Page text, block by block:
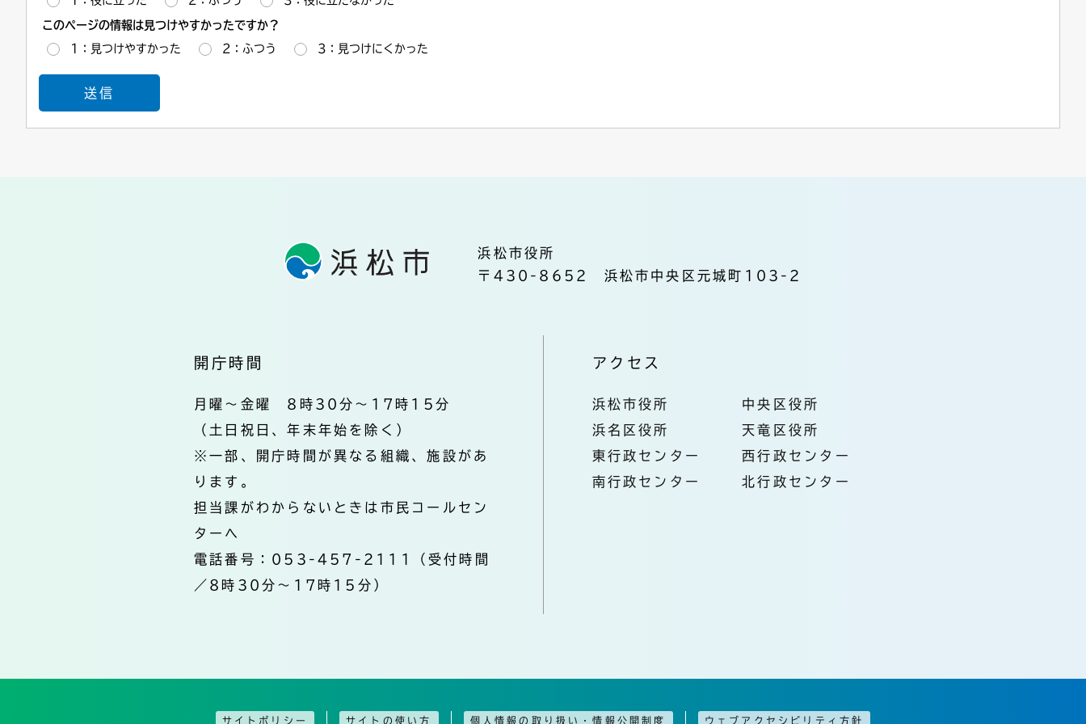
このページの情報は見つけやすかったですか？
1：見つけやすかった 2：ふつう 3：見つけにくかった
浜松市役所
〒430-8652 浜松市中央区元城町103-2
開庁時間
月曜～金曜 8時30分～17時15分
（土日祝日、年末年始を除く）
※一部、開庁時間が異なる組織、施設があ
ります。
担当課がわからないときは市民コールセン
ターへ
電話番号：053-457-2111（受付時間
／8時30分～17時15分）
アクセス
浜松市役所
中央区役所
浜名区役所
天竜区役所
東行政センター
西行政センター
南行政センター
北行政センター
サイトポリシー サイトの使い方 個人情報の取り扱い・情報公開制度 ウェブアクセシビリティ方針